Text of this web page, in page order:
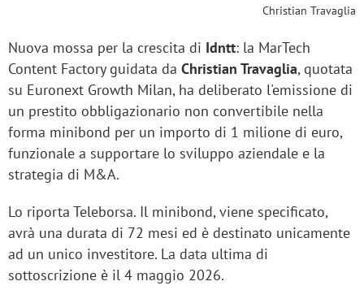
Christian Travaglia
Nuova mossa per la crescita di Idntt: la MarTech
Content Factory guidata da Christian Travaglia, quotata
su Euronext Growth Milan, ha deliberato l'emissione di
un prestito obbligazionario non convertibile nella
forma minibond per un importo di 1 milione di euro,
funzionale a supportare lo sviluppo aziendale e la
strategia di M&A.
Lo riporta Teleborsa. Il minibond, viene specificato,
avrà una durata di 72 mesi ed è destinato unicamente
ad un unico investitore. La data ultima di
sottoscrizione è il 4 maggio 2026.